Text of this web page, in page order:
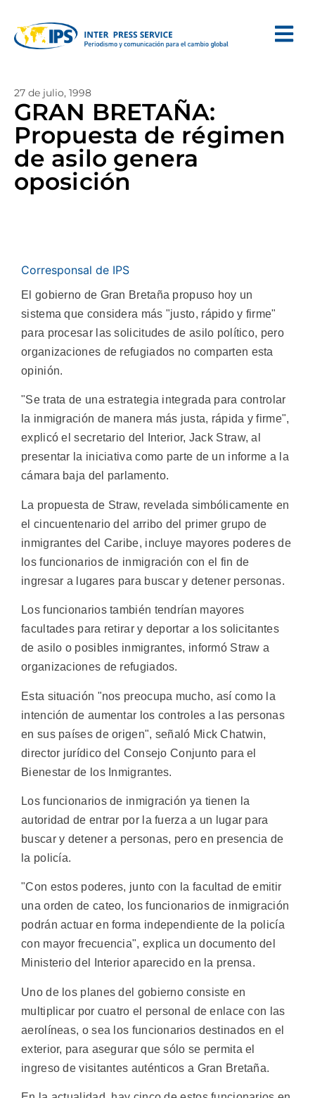
27 de julio, 1998
GRAN BRETAÑA:
Propuesta de régimen
de asilo genera
oposición
Corresponsal de IPS
El gobierno de Gran Bretaña propuso hoy un
sistema que considera más "justo, rápido y firme"
para procesar las solicitudes de asilo político, pero
organizaciones de refugiados no comparten esta
opinión.
"Se trata de una estrategia integrada para controlar
la inmigración de manera más justa, rápida y firme",
explicó el secretario del Interior, Jack Straw, al
presentar la iniciativa como parte de un informe a la
cámara baja del parlamento.
La propuesta de Straw, revelada simbólicamente en
el cincuentenario del arribo del primer grupo de
inmigrantes del Caribe, incluye mayores poderes de
los funcionarios de inmigración con el fin de
ingresar a lugares para buscar y detener personas.
Los funcionarios también tendrían mayores
facultades para retirar y deportar a los solicitantes
de asilo o posibles inmigrantes, informó Straw a
organizaciones de refugiados.
Esta situación "nos preocupa mucho, así como la
intención de aumentar los controles a las personas
en sus países de origen", señaló Mick Chatwin,
director jurídico del Consejo Conjunto para el
Bienestar de los Inmigrantes.
Los funcionarios de inmigración ya tienen la
autoridad de entrar por la fuerza a un lugar para
buscar y detener a personas, pero en presencia de
la policía.
"Con estos poderes, junto con la facultad de emitir
una orden de cateo, los funcionarios de inmigración
podrán actuar en forma independiente de la policía
con mayor frecuencia", explica un documento del
Ministerio del Interior aparecido en la prensa.
Uno de los planes del gobierno consiste en
multiplicar por cuatro el personal de enlace con las
aerolíneas, o sea los funcionarios destinados en el
exterior, para asegurar que sólo se permita el
ingreso de visitantes auténticos a Gran Bretaña.